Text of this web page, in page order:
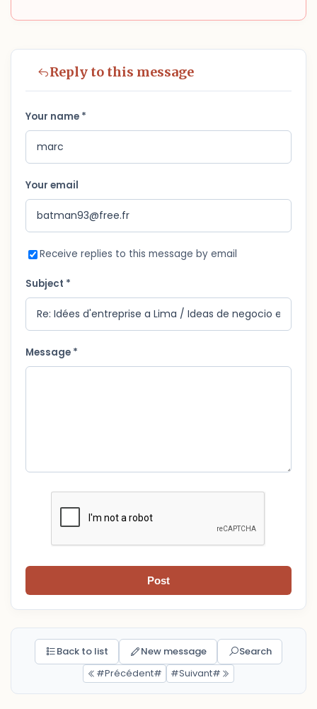
Reply to this message
Your name *
Your email
Receive replies to this message by email
Subject *
Message *
Post
Back to list New message
Search
#Précédent#
#Suivant#